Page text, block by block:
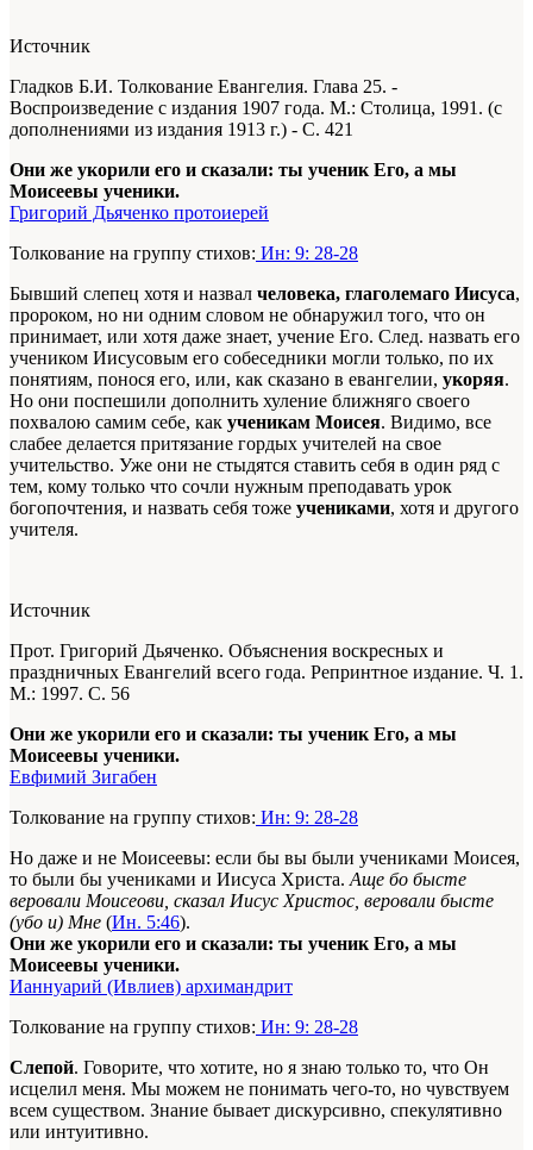
Источник
Гладков Б.И. Толкование Евангелия. Глава 25. -
Воспроизведение с издания 1907 года. М.: Столица, 1991. (с
дополнениями из издания 1913 г.) - С. 421
Они же укорили его и сказали: ты ученик Его, а мы
Моисеевы ученики.
Григорий Дьяченко протоиерей
Толкование на группу стихов: Ин: 9: 28-28
Бывший слепец хотя и назвал человека, глаголемаго Иисуса,
пророком, но ни одним словом не обнаружил того, что он
принимает, или хотя даже знает, учение Его. След. назвать его
учеником Иисусовым его собеседники могли только, по их
понятиям, понося его, или, как сказано в евангелии, укоряя.
Но они поспешили дополнить хуление ближняго своего
похвалою самим себе, как ученикам Моисея. Видимо, все
слабее делается притязание гордых учителей на свое
учительство. Уже они не стыдятся ставить себя в один ряд с
тем, кому только что сочли нужным преподавать урок
богопочтения, и назвать себя тоже учениками, хотя и другого
учителя.
Источник
Прот. Григорий Дьяченко. Объяснения воскресных и
праздничных Евангелий всего года. Репринтное издание. Ч. 1.
М.: 1997. С. 56
Они же укорили его и сказали: ты ученик Его, а мы
Моисеевы ученики.
Евфимий Зигабен
Толкование на группу стихов: Ин: 9: 28-28
Но даже и не Моисеевы: если бы вы были учениками Моисея,
то были бы учениками и Иисуса Христа. Аще бо бысте
веровали Моисеови, сказал Иисус Христос, веровали бысте
(убо и) Мне (Ин. 5:46).
Они же укорили его и сказали: ты ученик Его, а мы
Моисеевы ученики.
Ианнуарий (Ивлиев) архимандрит
Толкование на группу стихов: Ин: 9: 28-28
Слепой. Говорите, что хотите, но я знаю только то, что Он
исцелил меня. Мы можем не понимать чего-то, но чувствуем
всем существом. Знание бывает дискурсивно, спекулятивно
или интуитивно.